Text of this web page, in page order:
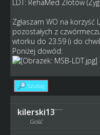
LDT: RehaMed Złotów
Zgłaszam WO na
pozostałych z
wtorku do 23.59 (i do
Poniżej dowód:
Szukaj
kilerski13
Gość